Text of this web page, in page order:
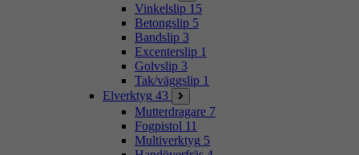
Vinkelslip 15
Betongslip 5
Bandslip 3
Excenterslip 1
Golvslip 3
Tak/väggslip 1
Elverktyg 43
Mutterdragare 7
Fogpistol 11
Multiverktyg 5